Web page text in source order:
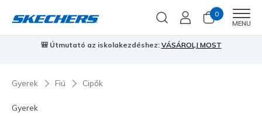
0
MENU
🎒 Útmutató az iskolakezdéshez: VÁSÁROLJ MOST
Gyerek Fiú Cipők
Gyerek